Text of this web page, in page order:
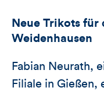
Neue Trikots für
Weidenhausen
Fabian Neurath,
Filiale in Gießen,